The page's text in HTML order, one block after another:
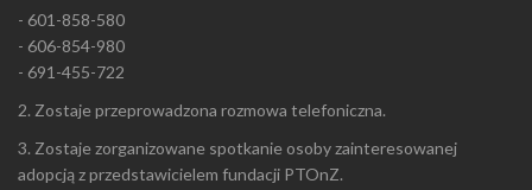
- 601-858-580
- 606-854-980
- 691-455-722
2. Zostaje przeprowadzona rozmowa telefoniczna.
3. Zostaje zorganizowane spotkanie osoby zainteresowanej
adopcją z przedstawicielem fundacji PTOnZ.